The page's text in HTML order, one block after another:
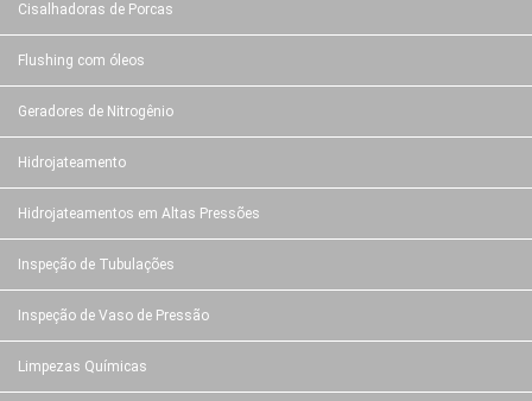
Cisalhadoras de Porcas
Flushing com óleos
Geradores de Nitrogênio
Hidrojateamento
Hidrojateamentos em Altas Pressões
Inspeção de Tubulações
Inspeção de Vaso de Pressão
Limpezas Químicas